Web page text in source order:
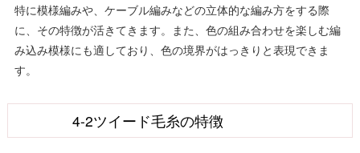
特に模様編みや、ケーブル編みなどの立体的な編み方をする際
に、その特徴が活きてきます。また、色の組み合わせを楽しむ編
み込み模様にも適しており、色の境界がはっきりと表現できま
す。
4-2ツイード毛糸の特徴